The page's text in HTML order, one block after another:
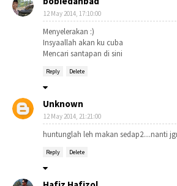
12 May 2014, 17:10:00
Menyelerakan :)
Insyaallah akan ku cuba
Mencari santapan di sini
Reply Delete
Unknown
12 May 2014, 21:21:00
huntunglah leh makan sedap2....nanti
Reply Delete